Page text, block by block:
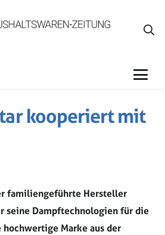
kooperiert mit
familiengeführte Hersteller
seine Dampftechnologien für die
Marke aus der